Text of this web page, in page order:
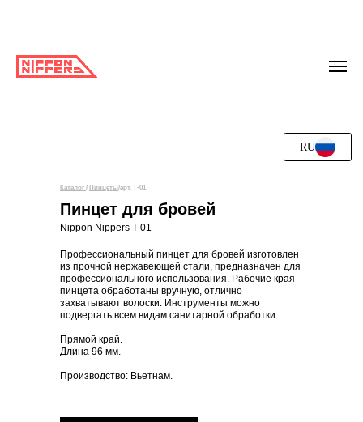
Пинцет для бровей
Nippon Nippers T-01
Профессиональный пинцет для бровей изготовлен
из прочной нержавеющей стали, предназначен для
профессионального использования. Рабочие края
пинцета обработаны вручную, отлично
захватывают волоски. Инструменты можно
подвергать всем видам санитарной обработки.
Прямой край.
Длина 96 мм.
Производство: Вьетнам.
Каталог / Пинцеты/арт. T-01